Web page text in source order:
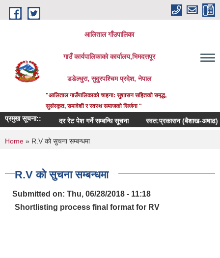
Skip to main content
आलिताल गाँउपालिका
गाउँ कार्यपालिकाको कार्यालय,भिमदत्तपूर
डडेल्धुरा, सुदुरपश्चिम प्रदेश, नेपाल
"आलिताल गाउँपालिकाको चाहना: सुशासन सहितको समृद्ध,
सुसंस्कृत, समावेशी र स्वस्थ समाजको सिर्जना "
प्रमुख सूचना:: दर रेट पेश गर्ने सम्बन्धि सूचना स्वत:प्रकासन (बैशाख-अषाढ) २०८३
You are here
Home » R.V को सुचना सम्बन्धमा
R.V को सुचना सम्बन्धमा
Submitted on: Thu, 06/28/2018 - 11:18
Shortlisting process final format for RV